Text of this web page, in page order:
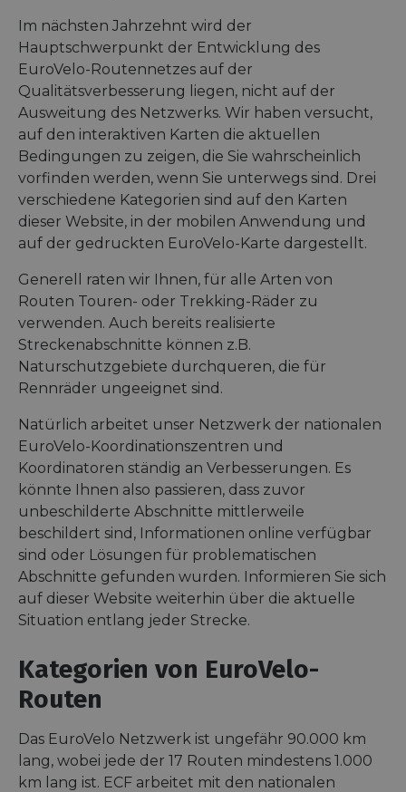
Im nächsten Jahrzehnt wird der
Hauptschwerpunkt der Entwicklung des
EuroVelo-Routennetzes auf der
Qualitätsverbesserung liegen, nicht auf der
Ausweitung des Netzwerks. Wir haben versucht,
auf den interaktiven Karten die aktuellen
Bedingungen zu zeigen, die Sie wahrscheinlich
vorfinden werden, wenn Sie unterwegs sind. Drei
verschiedene Kategorien sind auf den Karten
dieser Website, in der mobilen Anwendung und
auf der gedruckten EuroVelo-Karte dargestellt.
Generell raten wir Ihnen, für alle Arten von
Routen Touren- oder Trekking-Räder zu
verwenden. Auch bereits realisierte
Streckenabschnitte können z.B.
Naturschutzgebiete durchqueren, die für
Rennräder ungeeignet sind.
Natürlich arbeitet unser Netzwerk der nationalen
EuroVelo-Koordinationszentren und
Koordinatoren ständig an Verbesserungen. Es
könnte Ihnen also passieren, dass zuvor
unbeschilderte Abschnitte mittlerweile
beschildert sind, Informationen online verfügbar
sind oder Lösungen für problematischen
Abschnitte gefunden wurden. Informieren Sie sich
auf dieser Website weiterhin über die aktuelle
Situation entlang jeder Strecke.
Kategorien von EuroVelo-
Routen
Das EuroVelo Netzwerk ist ungefähr 90.000 km
lang, wobei jede der 17 Routen mindestens 1.000
km lang ist. ECF arbeitet mit den nationalen